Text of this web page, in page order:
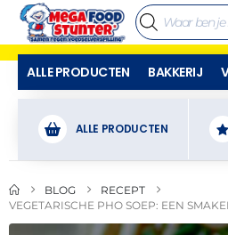
ALLE PRODUCTEN BAKKERIJ
ALLE PRODUCTEN
BLOG
RECEPT
VEGETARISCHE PHO SOEP: EEN